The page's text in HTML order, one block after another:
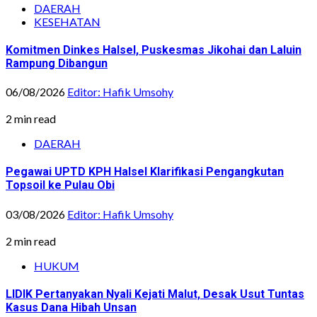
DAERAH
KESEHATAN
Komitmen Dinkes Halsel, Puskesmas Jikohai dan Laluin
Rampung Dibangun
06/08/2026 Editor: Hafik Umsohy
2 min read
DAERAH
Pegawai UPTD KPH Halsel Klarifikasi Pengangkutan
Topsoil ke Pulau Obi
03/08/2026 Editor: Hafik Umsohy
2 min read
HUKUM
LIDIK Pertanyakan Nyali Kejati Malut, Desak Usut Tuntas
Kasus Dana Hibah Unsan